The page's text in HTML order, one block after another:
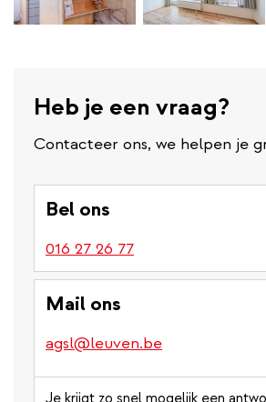
Heb je een vraag?
Contacteer ons, we helpen je
Bel ons
016 27 26 77
Mail ons
agsl@leuven.be
Je krijgt zo snel mogelijk een